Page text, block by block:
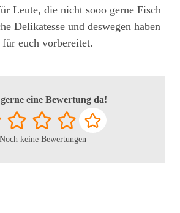
Leute, die nicht sooo gerne Fisch
Delikatesse und deswegen haben
euch vorbereitet.
eine Bewertung da!
Noch keine Bewertungen